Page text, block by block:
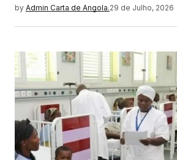
by Admin Carta de Angola.29 de Julho, 2026